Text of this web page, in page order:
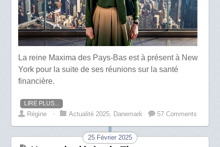
La reine Maxima des Pays-Bas est à présent à New
York pour la suite de ses réunions sur la santé
financière.
LIRE PLUS...
Régine ⋅ Actualité 2025 Danemark 57 Comments
25 Février 2025